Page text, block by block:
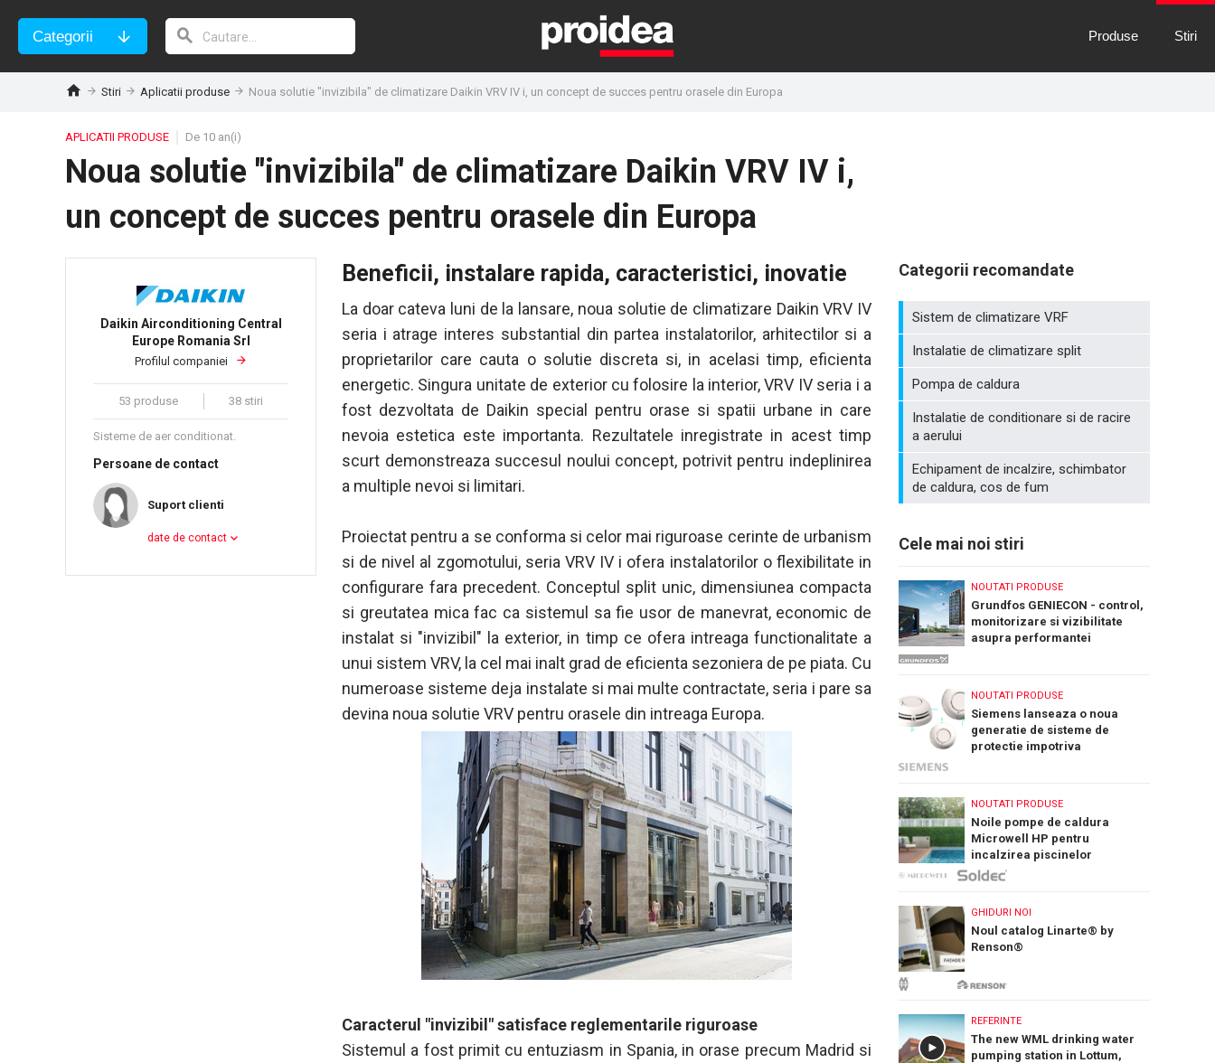
Categorii Produse Stiri
Stiri Aplicatii produse Noua solutie "invizibila" de climatizare Daikin VRV IV i, un concept de succes pentru orasele din Europa
APLICATII PRODUSE De 10 an(i)
Noua solutie "invizibila" de climatizare Daikin VRV IV i,
un concept de succes pentru orasele din Europa
Daikin Airconditioning Central
Europe Romania Srl
Profilul companiei
53 produse 38 stiri
Sisteme de aer conditionat.
Persoane de contact
Suport clienti
date de contact
Beneficii, instalare rapida, caracteristici, inovatie
La doar cateva luni de la lansare, noua solutie de climatizare Daikin VRV IV
seria i atrage interes substantial din partea instalatorilor, arhitectilor si a
proprietarilor care cauta o solutie discreta si, in acelasi timp, eficienta
energetic. Singura unitate de exterior cu folosire la interior, VRV IV seria i a
fost dezvoltata de Daikin special pentru orase si spatii urbane in care
nevoia estetica este importanta. Rezultatele inregistrate in acest timp
scurt demonstreaza succesul noului concept, potrivit pentru indeplinirea
a multiple nevoi si limitari.
Proiectat pentru a se conforma si celor mai riguroase cerinte de urbanism
si de nivel al zgomotului, seria VRV IV i ofera instalatorilor o flexibilitate in
configurare fara precedent. Conceptul split unic, dimensiunea compacta
si greutatea mica fac ca sistemul sa fie usor de manevrat, economic de
instalat si "invizibil" la exterior, in timp ce ofera intreaga functionalitate a
unui sistem VRV, la cel mai inalt grad de eficienta sezoniera de pe piata. Cu
numeroase sisteme deja instalate si mai multe contractate, seria i pare sa
devina noua solutie VRV pentru orasele din intreaga Europa.
Caracterul "invizibil" satisface reglementarile riguroase
Sistemul a fost primit cu entuziasm in Spania, in orase precum Madrid si
Categorii recomandate
Sistem de climatizare VRF
Instalatie de climatizare split
Pompa de caldura
Instalatie de conditionare si de racire
a aerului
Echipament de incalzire, schimbator
de caldura, cos de fum
Cele mai noi stiri
NOUTATI PRODUSE
Grundfos GENIECON - control,
monitorizare si vizibilitate
asupra performantei
NOUTATI PRODUSE
Siemens lanseaza o noua
generatie de sisteme de
protectie impotriva
NOUTATI PRODUSE
Noile pompe de caldura
Microwell HP pentru
incalzirea piscinelor
GHIDURI NOI
Noul catalog Linarte® by
Renson®
REFERINTE
The new WML drinking water
pumping station in Lottum,